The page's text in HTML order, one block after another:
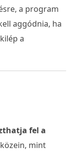
a program
aggódnia, ha
a
fel a
mint